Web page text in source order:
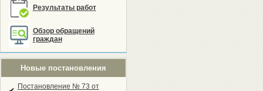
Результаты работ
Обзор обращений
граждан
Новые постановления
Постановление № 73 от